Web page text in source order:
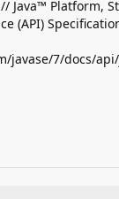
Java™ Platform,
(API)
javase/7/docs/